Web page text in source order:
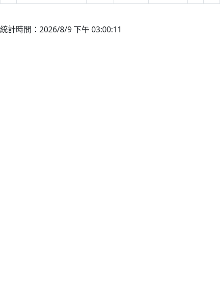
統計時間：2026/8/9 下午 03:00:11